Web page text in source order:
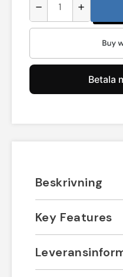
remove add
Beskrivning
Key Features